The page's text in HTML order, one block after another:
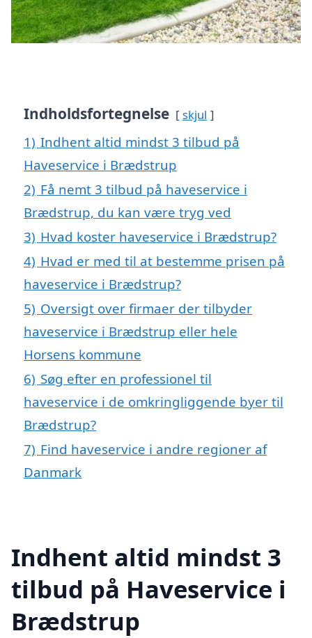
Indholdsfortegnelse skjul
1) Indhent altid mindst 3 tilbud på
Haveservice i Brædstrup
2) Få nemt 3 tilbud på haveservice i
Brædstrup, du kan være tryg ved
3) Hvad koster haveservice i Brædstrup?
4) Hvad er med til at bestemme prisen på
haveservice i Brædstrup?
5) Oversigt over firmaer der tilbyder
haveservice i Brædstrup eller hele
Horsens kommune
6) Søg efter en professionel til
haveservice i de omkringliggende byer til
Brædstrup?
7) Find haveservice i andre regioner af
Danmark
Indhent altid mindst 3
tilbud på Haveservice i
Brædstrup